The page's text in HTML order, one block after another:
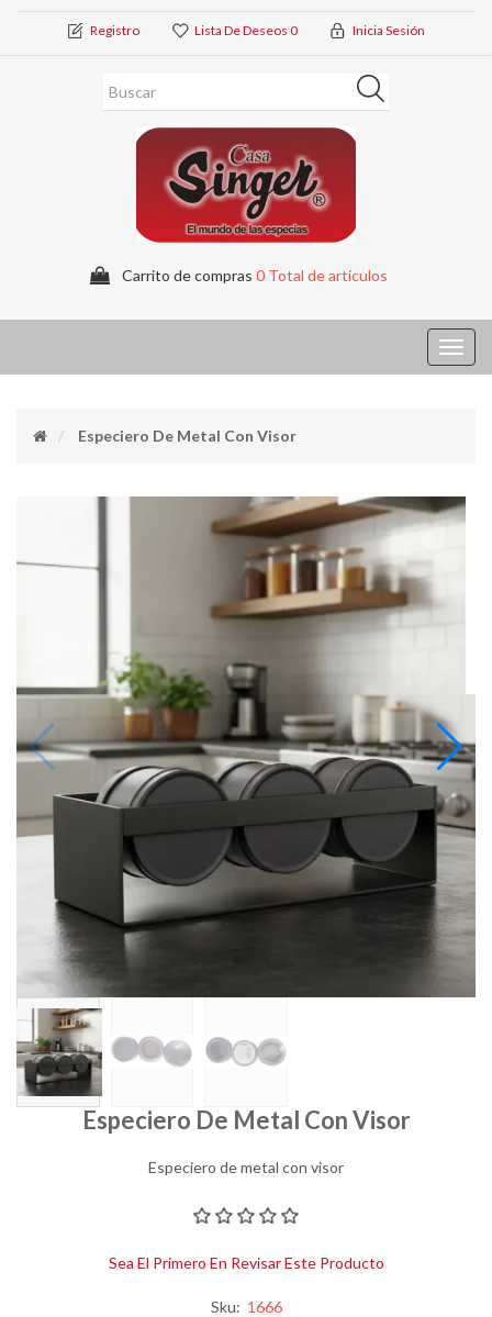
Registro Lista De Deseos 0 Inicia Sesión
Carrito de compras 0 Total de artículos
Especiero De Metal Con Visor
Especiero De Metal Con Visor
Especiero de metal con visor
Sea El Primero En Revisar Este Producto
Sku: 1666